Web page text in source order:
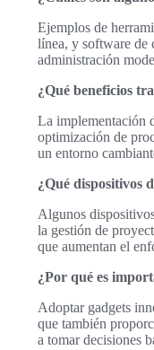
Ejemplos de
línea, y software de
administración
¿Qué beneficios
La implementación
optimización de
un entorno
¿Qué dispositivos
Algunos
la gestión de
que aumentan el
¿Por qué es
Adoptar gadgets
que también
a tomar decisiones